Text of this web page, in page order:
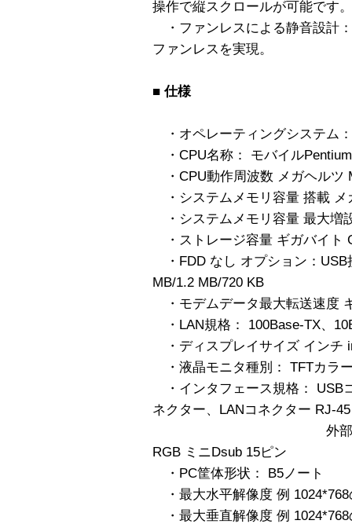
操作で縦スクロールが可能です。
・ファンレスによる静音設計
ファンレスを実現。
■仕様
・オペレーティングシステム
・CPU名称： モバイル
・CPU動作周波数 メガヘルツ
・システムメモリ容量 搭載 メ
・システムメモリ容量 最大増
・ストレージ容量 ギガバイト
・FDD なし オプション：USB
MB/1.2 MB/720 KB
・モデムデータ最大転送速度
・LAN規格： 100Base-TX、
・ディスプレイサイズ インチ
・液晶モニタ種別： TFTカラ
・インタフェース規格： USB
ネクター、LANコネクター RJ-45
外部ディスプレイ
RGB ミニDsub 15ピン
・PC筐体形状： B5ノート
・最大水平解像度 例 1024*768
・最大垂直解像度 例 1024*768